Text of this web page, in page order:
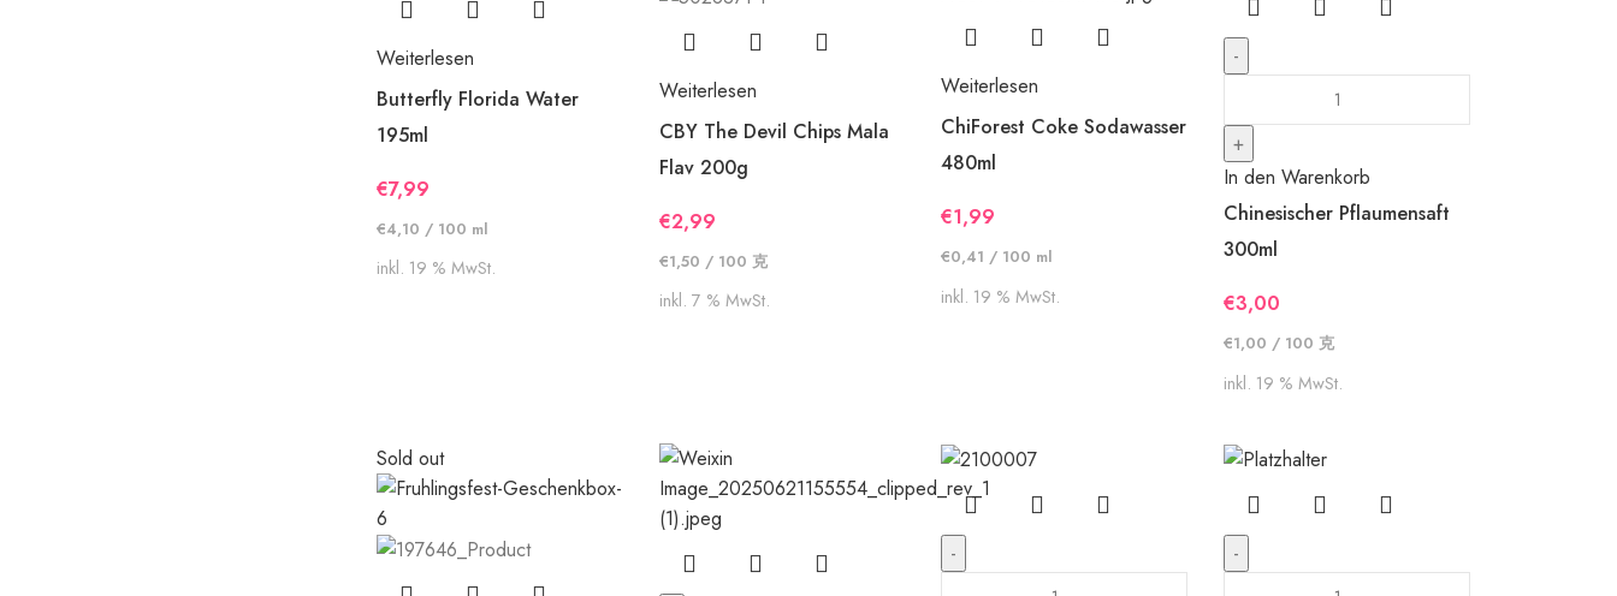
Weiterlesen
Butterfly Florida Water
195ml
€7,99
€4,10 / 100 ml
inkl. 19 % MwSt.
Weiterlesen
CBY The Devil Chips Mala
Flav 200g
€2,99
€1,50 / 100 克
inkl. 7 % MwSt.
Weiterlesen
ChiForest Coke Sodawasser
480ml
€1,99
€0,41 / 100 ml
inkl. 19 % MwSt.
In den Warenkorb
Chinesischer Pflaumensaft
300ml
€3,00
€1,00 / 100 克
inkl. 19 % MwSt.
Sold out